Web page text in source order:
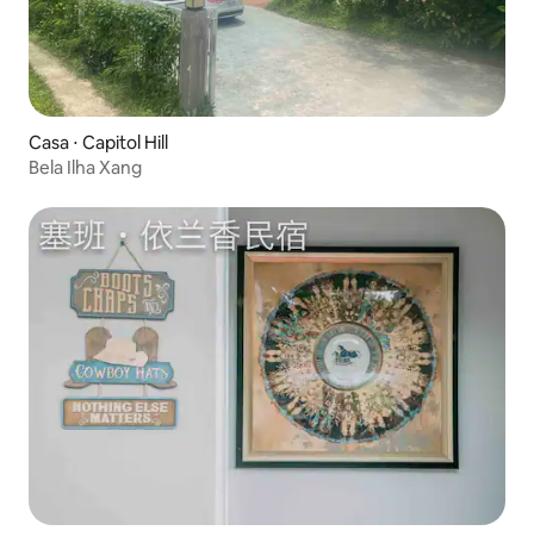
Casa ⋅ Capitol Hill
Bela Ilha Xang